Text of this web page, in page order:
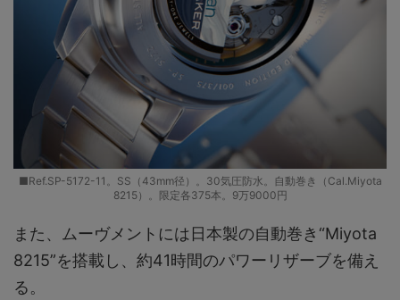
■Ref.SP-5172-11。SS（43mm径）。30気圧防水。自動巻き（Cal.Miyota
8215）。限定各375本。9万9000円
また、ムーヴメントには日本製の自動巻き“Miyota
8215”を搭載し、約41時間のパワーリザーブを備え
る。